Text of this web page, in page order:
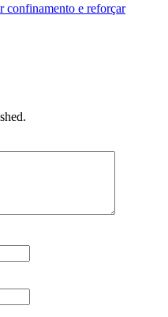
confinamento e reforçar